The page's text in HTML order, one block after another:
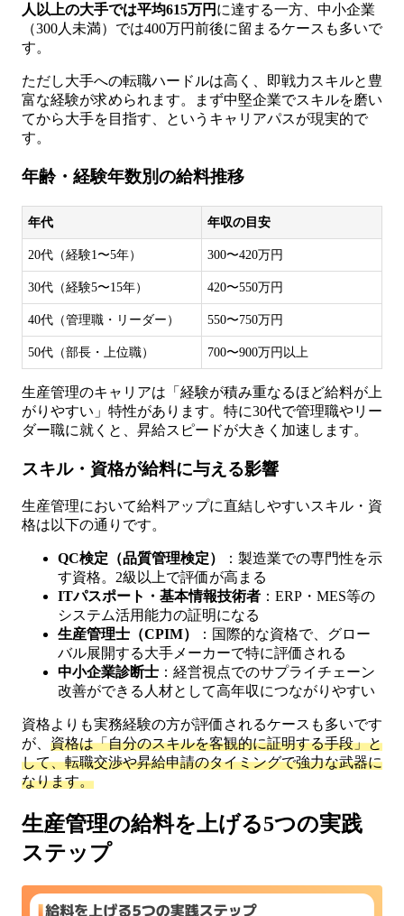
人以上の大手では平均615万円 に達する一方、中小企業
（300人未満）では400万円前後に留まるケースも多いで
す。
ただし大手への転職ハードルは高く、即戦力スキルと豊
富な経験が求められます。まず中堅企業でスキルを磨い
てから大手を目指す、というキャリアパスが現実的で
す。
年齢・経験年数別の給料推移
年代 年収の目安
20代（経験1〜5年） 300〜420万円
30代（経験5〜15年） 420〜550万円
40代（管理職・リーダー） 550〜750万円
50代（部長・上位職） 700〜900万円以上
生産管理のキャリアは「経験が積み重なるほど給料が上
がりやすい」特性があります。特に30代で管理職やリー
ダー職に就くと、昇給スピードが大きく加速します。
スキル・資格が給料に与える影響
生産管理において給料アップに直結しやすいスキル・資
格は以下の通りです。
QC検定（品質管理検定）
：製造業での専門性を示
す資格。2級以上で評価が高まる
ITパスポート・基本情報技術者 ：ERP・MES等の
システム活用能力の証明になる
生産管理士（CPIM）
：国際的な資格で、グロー
バル展開する大手メーカーで特に評価される
中小企業診断士 ：経営視点でのサプライチェーン
改善ができる人材として高年収につながりやすい
資格よりも実務経験の方が評価されるケースも多いです
が、 資格は「自分のスキルを客観的に証明する手段」と
して、転職交渉や昇給申請のタイミングで強力な武器に
なります。
生産管理の給料を上げる5つの実践
ステップ